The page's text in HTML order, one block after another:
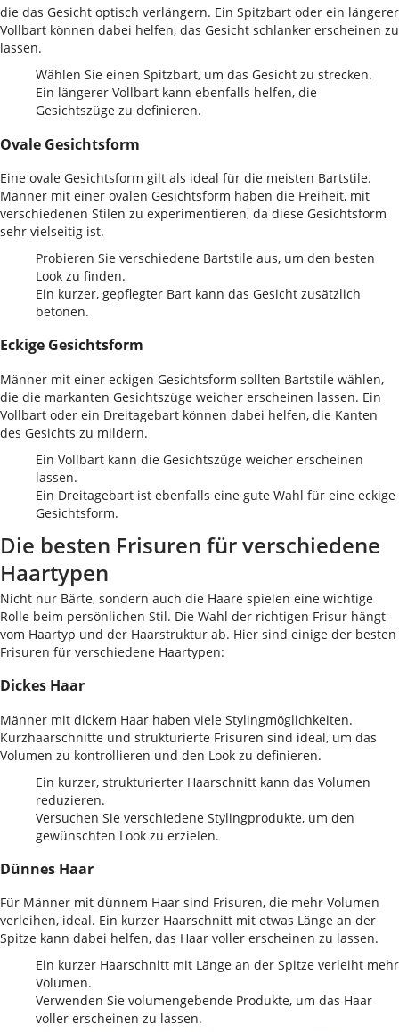
die das Gesicht optisch verlängern. Ein Spitzbart oder ein längerer
Vollbart können dabei helfen, das Gesicht schlanker erscheinen zu
lassen.
Wählen Sie einen Spitzbart, um das Gesicht zu strecken.
Ein längerer Vollbart kann ebenfalls helfen, die
Gesichtszüge zu definieren.
Ovale Gesichtsform
Eine ovale Gesichtsform gilt als ideal für die meisten Bartstile.
Männer mit einer ovalen Gesichtsform haben die Freiheit, mit
verschiedenen Stilen zu experimentieren, da diese Gesichtsform
sehr vielseitig ist.
Probieren Sie verschiedene Bartstile aus, um den besten
Look zu finden.
Ein kurzer, gepflegter Bart kann das Gesicht zusätzlich
betonen.
Eckige Gesichtsform
Männer mit einer eckigen Gesichtsform sollten Bartstile wählen,
die die markanten Gesichtszüge weicher erscheinen lassen. Ein
Vollbart oder ein Dreitagebart können dabei helfen, die Kanten
des Gesichts zu mildern.
Ein Vollbart kann die Gesichtszüge weicher erscheinen
lassen.
Ein Dreitagebart ist ebenfalls eine gute Wahl für eine eckige
Gesichtsform.
Die besten Frisuren für verschiedene
Haartypen
Nicht nur Bärte, sondern auch die Haare spielen eine wichtige
Rolle beim persönlichen Stil. Die Wahl der richtigen Frisur hängt
vom Haartyp und der Haarstruktur ab. Hier sind einige der besten
Frisuren für verschiedene Haartypen:
Dickes Haar
Männer mit dickem Haar haben viele Stylingmöglichkeiten.
Kurzhaarschnitte und strukturierte Frisuren sind ideal, um das
Volumen zu kontrollieren und den Look zu definieren.
Ein kurzer, strukturierter Haarschnitt kann das Volumen
reduzieren.
Versuchen Sie verschiedene Stylingprodukte, um den
gewünschten Look zu erzielen.
Dünnes Haar
Für Männer mit dünnem Haar sind Frisuren, die mehr Volumen
verleihen, ideal. Ein kurzer Haarschnitt mit etwas Länge an der
Spitze kann dabei helfen, das Haar voller erscheinen zu lassen.
Ein kurzer Haarschnitt mit Länge an der Spitze verleiht mehr
Volumen.
Verwenden Sie volumengebende Produkte, um das Haar
voller erscheinen zu lassen.